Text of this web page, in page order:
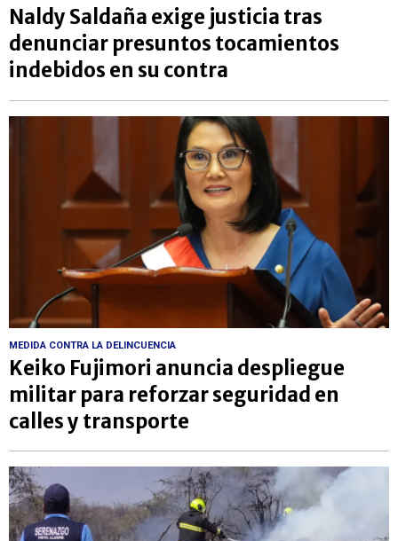
Naldy Saldaña exige justicia tras
denunciar presuntos tocamientos
indebidos en su contra
MEDIDA CONTRA LA DELINCUENCIA
Keiko Fujimori anuncia despliegue
militar para reforzar seguridad en
calles y transporte